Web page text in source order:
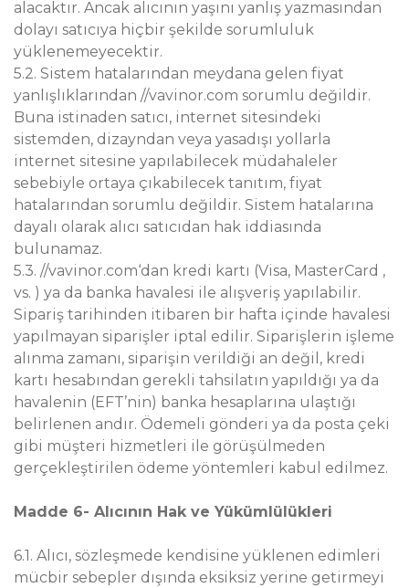
alacaktır. Ancak alıcının yaşını yanlış yazmasından
dolayı satıcıya hiçbir şekilde sorumluluk
yüklenemeyecektir.
5.2. Sistem hatalarından meydana gelen fiyat
yanlışlıklarından //vavinor.com sorumlu değildir.
Buna istinaden satıcı, internet sitesindeki
sistemden, dizayndan veya yasadışı yollarla
internet sitesine yapılabilecek müdahaleler
sebebiyle ortaya çıkabilecek tanıtım, fiyat
hatalarından sorumlu değildir. Sistem hatalarına
dayalı olarak alıcı satıcıdan hak iddiasında
bulunamaz.
5.3. //vavinor.com‘dan kredi kartı (Visa, MasterCard ,
vs. ) ya da banka havalesi ile alışveriş yapılabilir.
Sipariş tarihinden itibaren bir hafta içinde havalesi
yapılmayan siparişler iptal edilir. Siparişlerin işleme
alınma zamanı, siparişin verildiği an değil, kredi
kartı hesabından gerekli tahsilatın yapıldığı ya da
havalenin (EFT’nin) banka hesaplarına ulaştığı
belirlenen andır. Ödemeli gönderi ya da posta çeki
gibi müşteri hizmetleri ile görüşülmeden
gerçekleştirilen ödeme yöntemleri kabul edilmez.
Madde 6- Alıcının Hak ve Yükümlülükleri
6.1. Alıcı, sözleşmede kendisine yüklenen edimleri
mücbir sebepler dışında eksiksiz yerine getirmeyi